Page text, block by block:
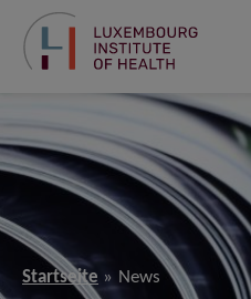
Startseite News